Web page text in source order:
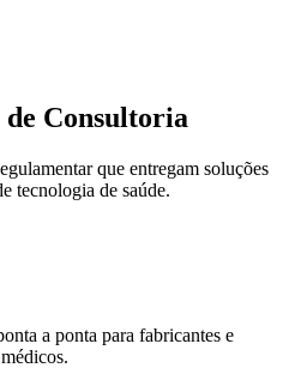
de Consultoria
que entregam soluções
tecnologia de saúde.
a ponta para fabricantes e